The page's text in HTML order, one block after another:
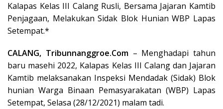
Kalapas Kelas III Calang Rusli, Bersama Jajaran Kamtib
Penjagaan, Melakukan Sidak Blok Hunian WBP Lapas
Setempat.*
CALANG, Tribunnanggroe.Com– Menghadapi tahun
baru masehi 2022, Kalapas Kelas III Calang dan Jajaran
Kamtib melaksanakan Inspeksi Mendadak (Sidak) Blok
hunian Warga Binaan Pemasyarakatan (WBP) Lapas
Setempat, Selasa (28/12/2021) malam tadi.